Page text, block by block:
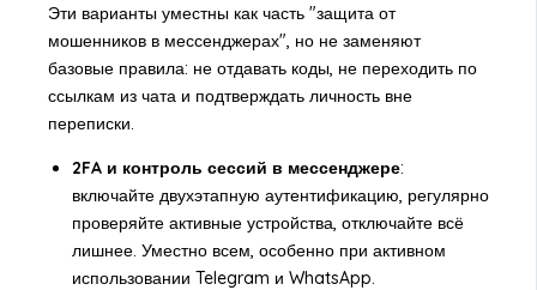
Эти варианты уместны как часть "защита от
мошенников в мессенджерах", но не заменяют
базовые правила: не отдавать коды, не переходить по
ссылкам из чата и подтверждать личность вне
переписки.
2FA и контроль сессий в мессенджере:
включайте двухэтапную аутентификацию, регулярно
проверяйте активные устройства, отключайте всё
лишнее. Уместно всем, особенно при активном
использовании Telegram и WhatsApp.